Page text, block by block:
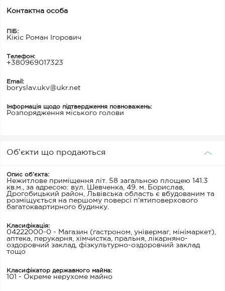
Контактна особа
ПІБ:
Кікіс Роман Ігорович
Телефон:
+380969017323
Email:
boryslav.ukv@ukr.net
Інформація щодо підтвердження повноважень:
Розпорядження міського голови
Об’єкти що продаються
Опис об’єкта:
Нежитлове приміщення літ. 58 загальною площею 141.3
кв.м., за адресою: вул. Шевченка, 49. м. Борислав,
Дрогобицький район, Львівська область є вбудованим та
розміщується на першому поверсі п'ятиповерхового
багатоквартирного будинку.
Класифікація:
04222000-0 - Магазин (гастроном, універмаг, мінімаркет),
аптека, перукарня, хімчистка, пральня, лікарняно-
оздоровчий заклад, фізкультурно-оздоровчий заклад
тощо
Класифікатор державного майна:
101 - Окреме нерухоме майно